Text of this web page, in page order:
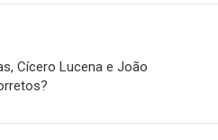
Cícero Lucena e João